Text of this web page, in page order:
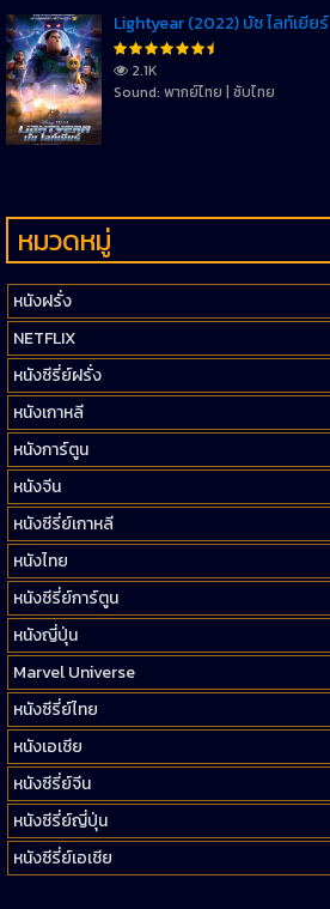
Lightyear (2022) บัซ ไลท์เยียร์
2.1K
Sound: พากย์ไทย | ซับไทย
หมวดหมู่
หนังฝรั่ง
NETFLIX
หนังซีรี่ย์ฝรั่ง
หนังเกาหลี
หนังการ์ตูน
หนังจีน
หนังซีรี่ย์เกาหลี
หนังไทย
หนังซีรี่ย์การ์ตูน
หนังญี่ปุ่น
Marvel Universe
หนังซีรี่ย์ไทย
หนังเอเชีย
หนังซีรี่ย์จีน
หนังซีรี่ย์ญี่ปุ่น
หนังซีรี่ย์เอเชีย